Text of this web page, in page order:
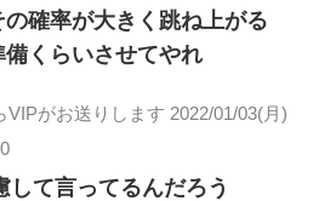
確率が大きく跳ね上がる
くらいさせてやれ
VIPがお送りします 2022/01/03(月)
て言ってるんだろう